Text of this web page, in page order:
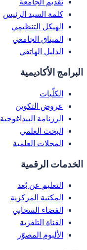
تقديم الجامعة
كلمة السيد الرئيس
الهيكل التنظيمي
الميثاق الجامعي
الدليل الهاتفي
البرامج الأكاديمية
الكلّيات
عروض التكوين
الرزنامة البيداغوجية
البحث العلمي
المجلات العلمية
الخدمات الرقمية
التعليم عن بُعد
المكتبة المركزية
الفضاء السحابي
القناة التلفزية
الألبوم المصوّر